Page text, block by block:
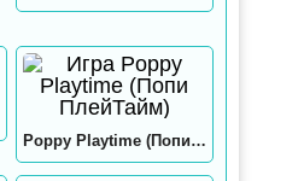
Poppy Playtime (Попи ПлейТайм)